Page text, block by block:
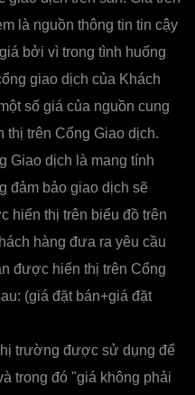
là nguồn thông tin tin cậy
bởi vì trong tình huống
giao dịch của Khách
số giá của nguồn cung
trên Cổng Giao dịch.
Giao dịch là mang tính
đảm bảo giao dịch sẽ
hiển thị trên biểu đồ trên
hàng đưa ra yêu cầu
được hiển thị trên Cổng
(giá đặt bán+giá đặt
trường được sử dụng để
trong đó "giá không phải